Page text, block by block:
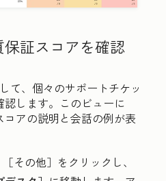
証スコアを確認
て、個々のサポートチケッ
認します。このビューに
アの説明と会話の例が表
［その他］をクリックし、